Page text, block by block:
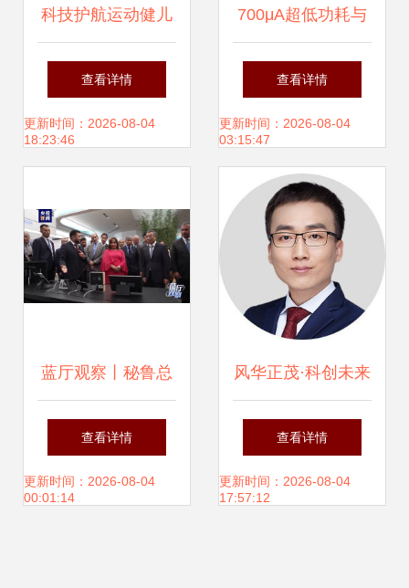
科技护航运动健儿
圆梦巴黎—美的空
调成为国家队备战
码
查看详情
更新时间：2026-08-04
18:23:46
700μA超低功耗与
5kHz高带宽 纳芯
微推出MT932X线
性位置传感器，赋
能纳沃盖森电子科
技前沿应用
查看详情
更新时间：2026-08-04
03:15:47
蓝厅观察丨秘鲁总
统博鲁阿尔特首访
中国 跨越太平洋的
查看详情
更新时间：2026-08-04
00:01:14
风华正茂·科创未来
——年度中国科技
青年英雄榜发布侧
查看详情
更新时间：2026-08-04
17:57:12